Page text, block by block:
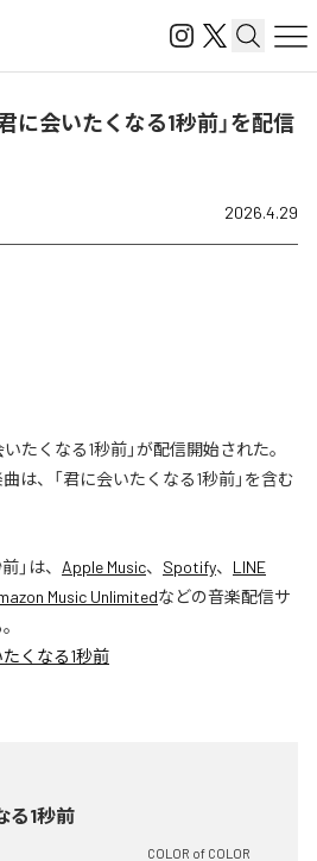
君に会いたくなる1秒前」を配信
2026.4.29
いたくなる1秒前」が配信開始された。
は、「君に会いたくなる1秒前」を含む
」は、 Apple Music、 Spotify、 LINE
Music Unlimitedなどの音楽配信サ
くなる1秒前
る1秒前
COLOR of COLOR